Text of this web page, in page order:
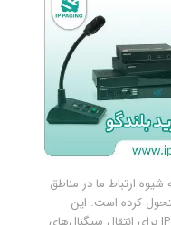
ارتباط ما در مناطق
کرده است. این